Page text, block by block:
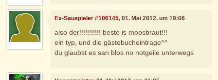
Ex-Sauspieler #106145, 01. Mai 2012, um 19:06
also der!!!!!!!!!!! beste is mopsbraut!!!
ein typ, und die gästebucheintrage^^
du glaubst es san blos no notgeile unterwegs